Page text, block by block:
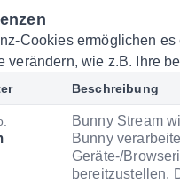
Cookies ermöglichen
verändern, wie z.B. Ihre
Beschreibung
Bunny Stream
Bunny
Geräte-/
bereitzustellen.